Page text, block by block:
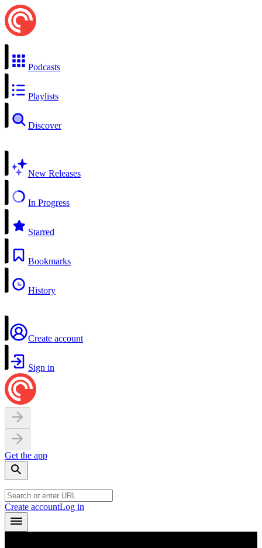
Podcasts
Playlists
Discover
New Releases
In Progress
Starred
Bookmarks
History
Create account
Sign in
Get the app
Create accountLog in